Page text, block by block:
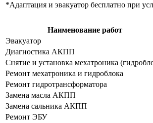
*Адаптация и эвакуатор бесплатно при
Наименование работ
Эвакуатор
Диагностика АКПП
Снятие и установка мехатроника
Ремонт мехатроника и гидроблока
Ремонт гидротрансформатора
Замена масла АКПП
Замена сальника АКПП
Ремонт ЭБУ